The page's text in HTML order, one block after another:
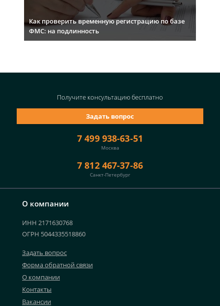
Как проверить временную регистрацию по базе
ФМС: на подлинность
О компании
ИНН 2171630768
ОГРН 5044335518860
Задать вопрос
Форма обратной связи
О компании
Контакты
Вакансии
7 499 938-63-51
Москва
7 812 467-37-86
Санкт-Петербург
Задать вопрос
Получите консультациюбесплатно